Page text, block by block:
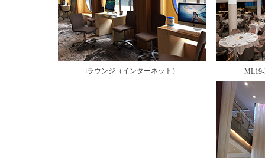
iラウンジ（インターネット） ML19-